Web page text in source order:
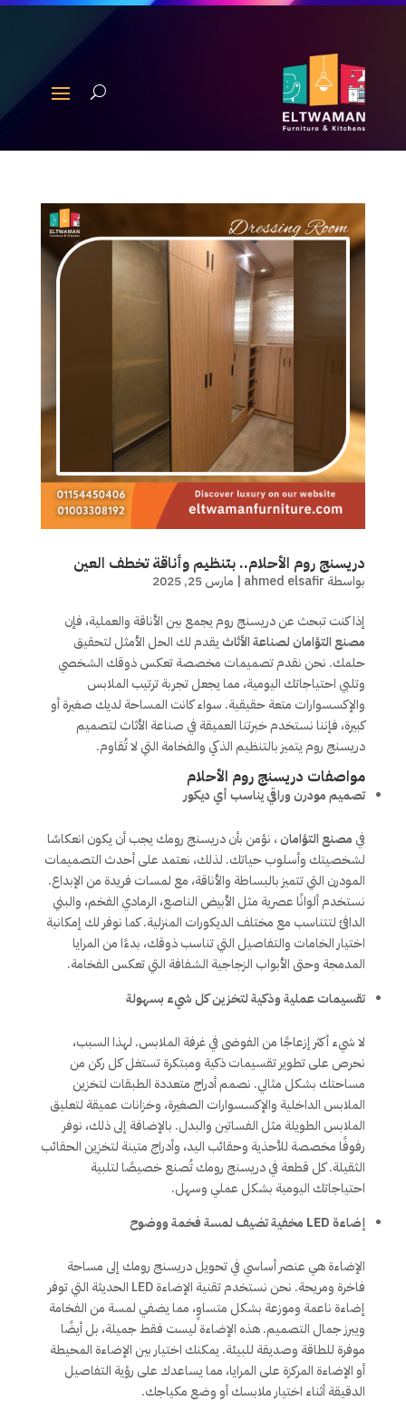
دريسنج روم الأحلام.. بتنظيم وأناقة تخطف العين
بواسطة ahmed elsafir
| مارس 25, 2025
إذا كنت تبحث عن دريسنج روم يجمع بين الأناقة والعملية، فإن
مصنع التؤامان لصناعة الأثاثيقدم لك الحل الأمثل لتحقيق
حلمك. نحن نقدم تصميمات مخصصة تعكس ذوقك الشخصي
وتلبي احتياجاتك اليومية، مما يجعل تجربة ترتيب الملابس
والإكسسوارات متعة حقيقية. سواء كانت المساحة لديك صغيرة أو
كبيرة، فإننا نستخدم خبرتنا العميقة في صناعة الأثاث لتصميم
دريسنج روم يتميز بالتنظيم الذكي والفخامة التي لا تُقاوم.
مواصفات دريسنج روم الأحلام
تصميم مودرن وراقي يناسب أي ديكور
في مصنع التؤامان، نؤمن بأن دريسنج رومك يجب أن يكون انعكاسًا
لشخصيتك وأسلوب حياتك. لذلك، نعتمد على أحدث التصميمات
المودرن التي تتميز بالبساطة والأناقة، مع لمسات فريدة من الإبداع.
نستخدم ألوانًا عصرية مثل الأبيض الناصع، الرمادي الفخم، والبني
الدافئ لتتناسب مع مختلف الديكورات المنزلية. كما نوفر لك إمكانية
اختيار الخامات والتفاصيل التي تناسب ذوقك، بدءًا من المرايا
المدمجة وحتى الأبواب الزجاجية الشفافة التي تعكس الفخامة.
تقسيمات عملية وذكية لتخزين كل شيء بسهولة
لا شيء أكثر إزعاجًا من الفوضى في غرفة الملابس. لهذا السبب،
نحرص على تطوير تقسيمات ذكية ومبتكرة تستغل كل ركن من
مساحتك بشكل مثالي. نصمم أدراج متعددة الطبقات لتخزين
الملابس الداخلية والإكسسوارات الصغيرة، وخزانات عميقة لتعليق
الملابس الطويلة مثل الفساتين والبدل. بالإضافة إلى ذلك، نوفر
رفوفًا مخصصة للأحذية وحقائب اليد، وأدراج متينة لتخزين الحقائب
الثقيلة. كل قطعة في دريسنج رومك تُصنع خصيصًا لتلبية
احتياجاتك اليومية بشكل عملي وسهل.
إضاءة LED مخفية تضيف لمسة فخمة ووضوح
الإضاءة هي عنصر أساسي في تحويل دريسنج رومك إلى مساحة
فاخرة ومريحة. نحن نستخدم تقنية الإضاءة LED الحديثة التي توفر
إضاءة ناعمة وموزعة بشكل متساوٍ، مما يضفي لمسة من الفخامة
ويبرز جمال التصميم. هذه الإضاءة ليست فقط جميلة، بل أيضًا
موفرة للطاقة وصديقة للبيئة. يمكنك اختيار بين الإضاءة المحيطة
أو الإضاءة المركزة على المرايا، مما يساعدك على رؤية التفاصيل
الدقيقة أثناء اختيار ملابسك أو وضع مكياجك.